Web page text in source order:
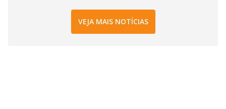
VEJA MAIS NOTÍCIAS